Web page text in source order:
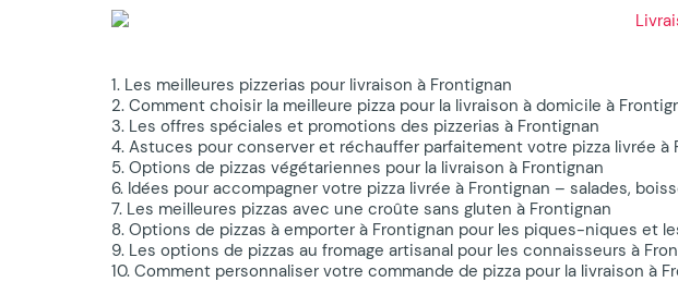
1. Les meilleures pizzerias pour livraison à Frontignan
2. Comment choisir la meilleure pizza pour la livraison à domicile à
3. Les offres spéciales et promotions des pizzerias à Frontignan
4. Astuces pour conserver et réchauffer parfaitement votre pizza livrée à
5. Options de pizzas végétariennes pour la livraison à Frontignan
6. Idées pour accompagner votre pizza livrée à Frontignan – salades,
7. Les meilleures pizzas avec une croûte sans gluten à Frontignan
8. Options de pizzas à emporter à Frontignan pour les piques-niques et
9. Les options de pizzas au fromage artisanal pour les connaisseurs à
10. Comment personnaliser votre commande de pizza pour la livraison à